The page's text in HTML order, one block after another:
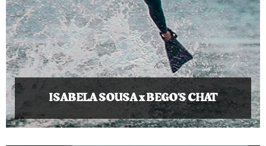
ISABELA SOUSA x BEGO’S CHAT